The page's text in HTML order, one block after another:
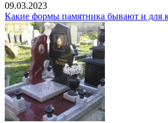
09.03.2023
Какие формы памятника бывают и для